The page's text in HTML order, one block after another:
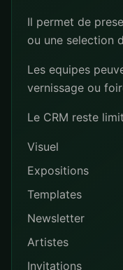
Il permet de
ou une selection
Les equipes
vernissage ou
Le CRM reste
Visuel
Expositions
Templates
Newsletter
Artistes
Invitations